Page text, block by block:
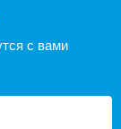
с вами